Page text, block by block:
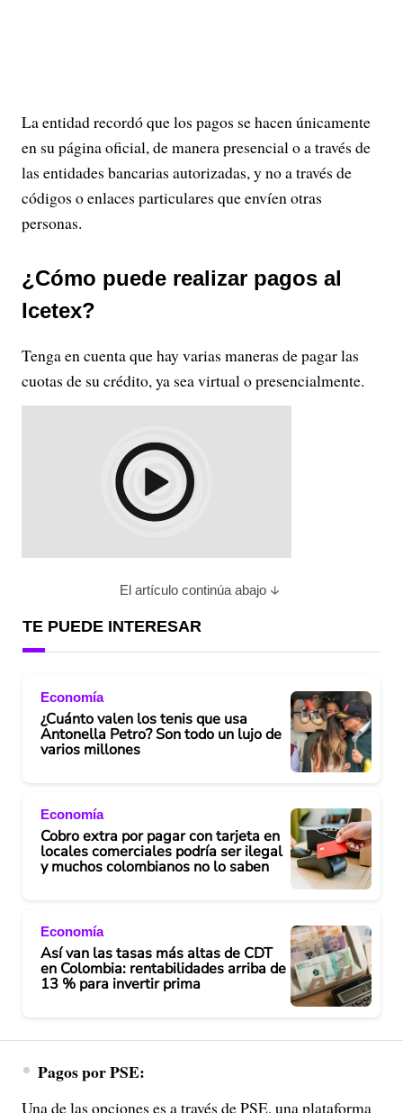
La entidad recordó que los pagos se hacen únicamente
en su página oficial, de manera presencial o a través de
las entidades bancarias autorizadas, y no a través de
códigos o enlaces particulares que envíen otras
personas.
¿Cómo puede realizar pagos al
Icetex?
Tenga en cuenta que hay varias maneras de pagar las
cuotas de su crédito, ya sea virtual o presencialmente.
El artículo continúa abajo
TE PUEDE INTERESAR
Economía
¿Cuánto valen los tenis que usa
Antonella Petro? Son todo un lujo de
varios millones
Economía
Cobro extra por pagar con tarjeta en
locales comerciales podría ser ilegal
y muchos colombianos no lo saben
Economía
Así van las tasas más altas de CDT
en Colombia: rentabilidades arriba de
13 % para invertir prima
Pagos por PSE:
Una de las opciones es a través de PSE, una plataforma